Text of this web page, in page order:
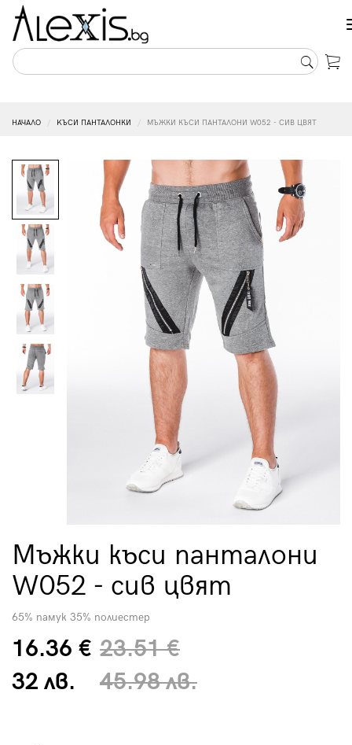
НАЧАЛО KЪСИ ПАНТАЛОНКИ МЪЖКИ КЪСИ ПАНТАЛОНИ W052 - СИВ ЦВЯТ
Мъжки къси панталони
W052 - сив цвят
65% памук 35% полиестер
16.36 €
32 лв.
23.51 €
45.98 лв.